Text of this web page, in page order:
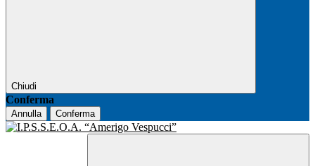
Chiudi
Conferma
Annulla Conferma